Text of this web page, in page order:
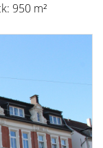
950 m²